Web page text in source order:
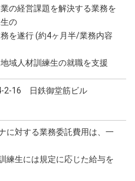
の経営課題を解決する業務を
の
を遂行 (約4ヶ月半/業務内容
域人材訓練生の就職を支援
2-16 日鉄御堂筋ビル
に対する業務委託費用は、一
練生には規定に応じた給与を